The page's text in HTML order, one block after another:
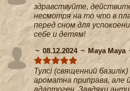
здравствуйте,
несмотря на то что в
перед сном для
себе и детям!
08.12.2024
Maya Maya
Тулсі (священний
ароматна приправа, але
адаптоген. Завдяки